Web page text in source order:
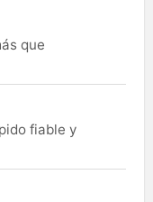
que
fiable y